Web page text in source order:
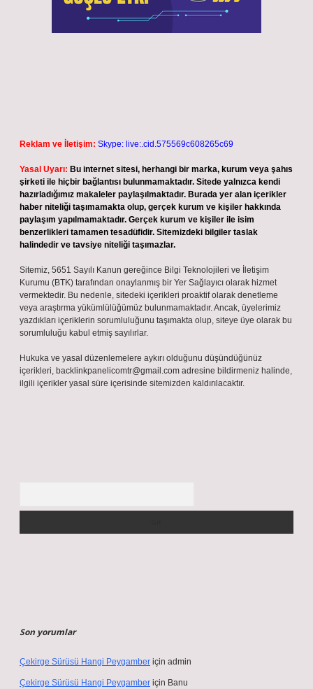
Reklam ve İletişim: Skype: live:.cid.575569c608265c69
Yasal Uyarı: Bu internet sitesi, herhangi bir marka, kurum veya şahıs
şirketi ile hiçbir bağlantısı bulunmamaktadır. Sitede yalnızca kendi
hazırladığımız makaleler paylaşılmaktadır. Burada yer alan içerikler
haber niteliği taşımamakta olup, gerçek kurum ve kişiler hakkında
paylaşım yapılmamaktadır. Gerçek kurum ve kişiler ile isim
benzerlikleri tamamen tesadüfidir. Sitemizdeki bilgiler taslak
halindedir ve tavsiye niteliği taşımazlar.
Sitemiz, 5651 Sayılı Kanun gereğince Bilgi Teknolojileri ve İletişim
Kurumu (BTK) tarafından onaylanmış bir Yer Sağlayıcı olarak hizmet
vermektedir. Bu nedenle, sitedeki içerikleri proaktif olarak denetleme
veya araştırma yükümlülüğümüz bulunmamaktadır. Ancak, üyelerimiz
yazdıkları içeriklerin sorumluluğunu taşımakta olup, siteye üye olarak bu
sorumluluğu kabul etmiş sayılırlar.
Hukuka ve yasal düzenlemelere aykırı olduğunu düşündüğünüz
içerikleri, backlinkpanelicomtr@gmail.com adresine bildirmeniz halinde,
ilgili içerikler yasal süre içerisinde sitemizden kaldırılacaktır.
Son yorumlar
Çekirge Sürüsü Hangi Peygamber için admin
Çekirge Sürüsü Hangi Peygamber için Banu